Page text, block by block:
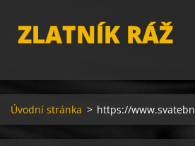
ZLATNÍK RÁŽ
Úvodní stránka > https://